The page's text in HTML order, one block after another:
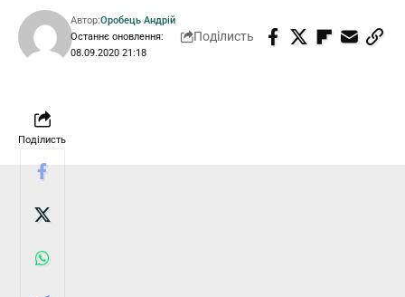
Останнє оновлення:
08.09.2020 21:18
Автор:Оробець Андрій
Поділисть
Поділисть